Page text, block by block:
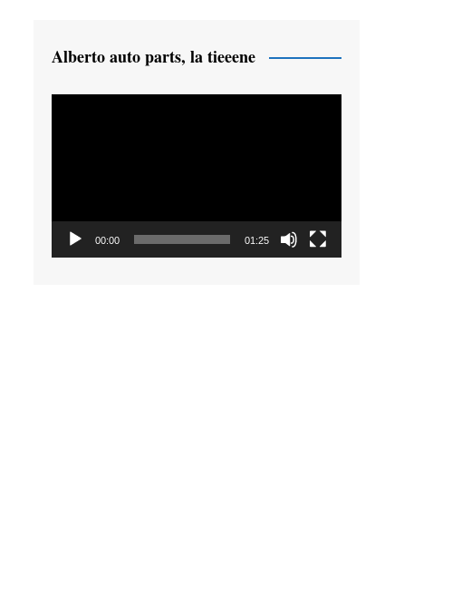
Alberto auto parts, la tieeene
00:00 01:25